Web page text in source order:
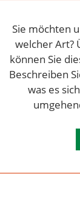
Sie möchten
welcher Art?
können Sie
Beschreiben
was es